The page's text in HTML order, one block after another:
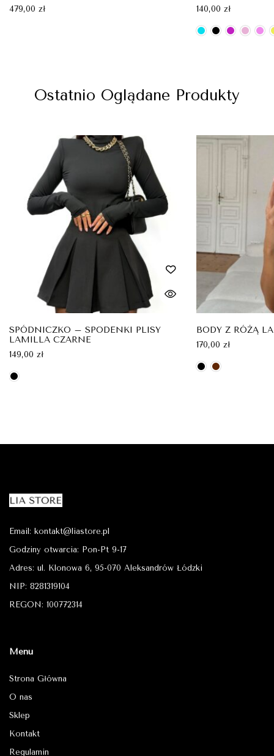
479,00 zł
140,00 zł
Ostatnio Oglądane Produkty
SPÓDNICZKO – SPODENKI PLISY
LAMILLA CZARNE
149,00 zł
BODY Z RÓŻĄ
170,00 zł
Email: kontakt@liastore.pl
Godziny otwarcia: Pon-Pt 9-17
Adres: ul. Klonowa 6, 95-070 Aleksandrów Łódzki
NIP: 8281319104
REGON: 100772314
Menu
Strona Główna
O nas
Sklep
Kontakt
Regulamin